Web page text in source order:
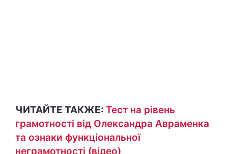
ЧИТАЙТЕ ТАКЖЕ: Тест на рівень
грамотності від Олександра Авраменка
та ознаки функціональної
неграмотності (відео)